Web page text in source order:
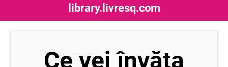
library.livresq.com
Ce vei învăța